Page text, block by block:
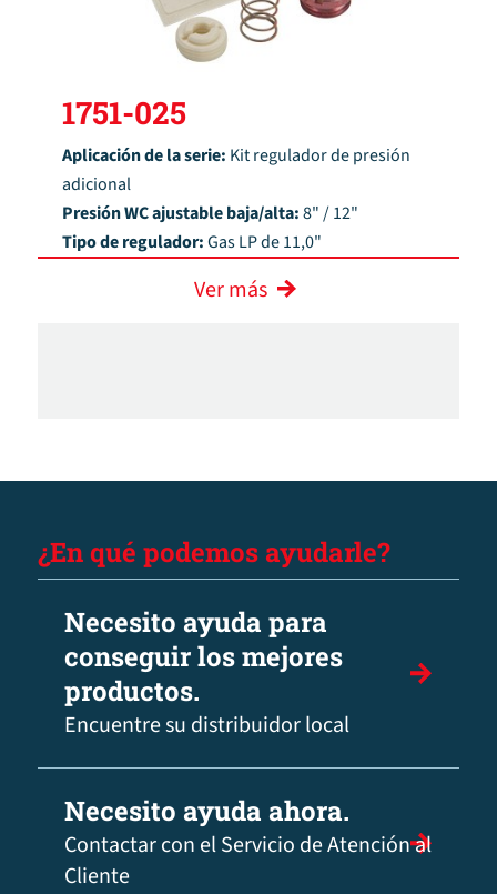
1751-025
Aplicación de la serie: Kit regulador de presión
adicional
Presión WC ajustable baja/alta:8" / 12"
Tipo de regulador:Gas LP de 11,0"
Ver más
¿En qué podemos ayudarle?
Necesito ayuda para
conseguir los mejores
productos.
Encuentre su distribuidor local
Necesito ayuda ahora.
Contactar con el Servicio de Atención al
Cliente